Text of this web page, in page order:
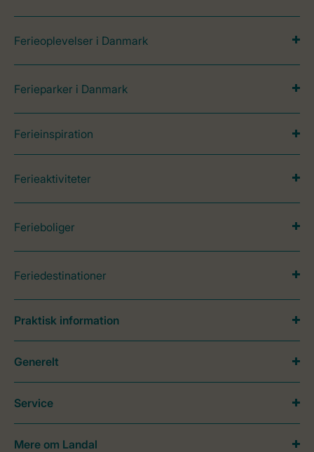
Ferieoplevelser i Danmark
Ferieparker i Danmark
Ferieinspiration
Ferieaktiviteter
Ferieboliger
Feriedestinationer
Praktisk information
Generelt
Service
Mere om Landal